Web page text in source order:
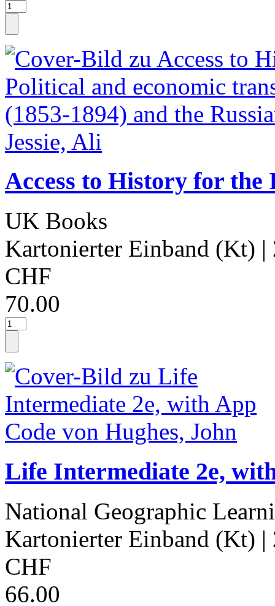
Access to History for
UK Books
Kartonierter Einband (Kt) |
CHF
70.00
Life Intermediate 2e,
National Geographic
Kartonierter Einband (Kt) |
CHF
66.00